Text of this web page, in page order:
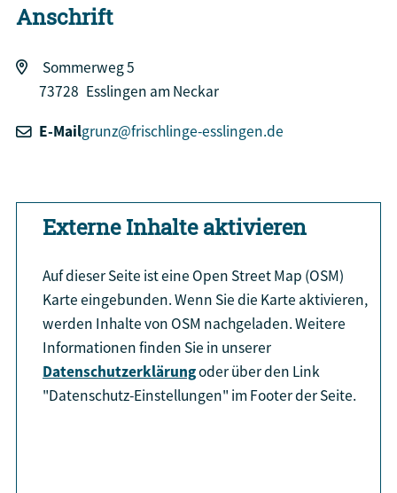
Anschrift
Sommerweg 5
73728 Esslingen am Neckar
E-Mailgrunz@frischlinge-esslingen.de
Externe Inhalte aktivieren
Auf dieser Seite ist eine Open Street Map (OSM)
Karte eingebunden. Wenn Sie die Karte aktivieren,
werden Inhalte von OSM nachgeladen. Weitere
Informationen finden Sie in unserer
Datenschutzerklärungoder über den Link
"Datenschutz-Einstellungen" im Footer der Seite.